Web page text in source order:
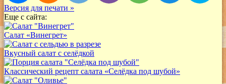
Версия для печати »
Еще с сайта:
Салат «Винегрет»
Вкусный салат с селёдкой
Классический рецепт салата «Селёдка под шубой»